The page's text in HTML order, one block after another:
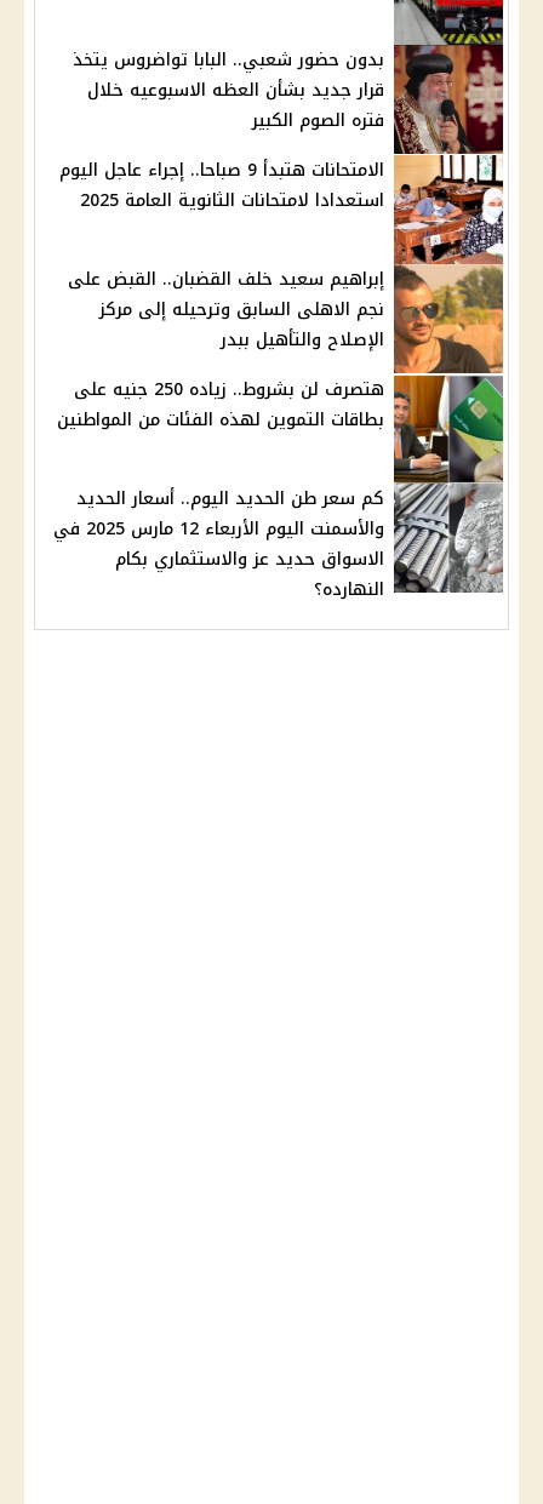
بدون حضور شعبي.. البابا تواضروس يتخذ
قرار جديد بشأن العظه الاسبوعيه خلال
فتره الصوم الكبير
الامتحانات هتبدأ 9 صباحا.. إجراء عاجل اليوم
استعدادا لامتحانات الثانوية العامة 2025
إبراهيم سعيد خلف القضبان.. القبض على
نجم الاهلى السابق وترحيله إلى مركز
الإصلاح والتأهيل ببدر
هتصرف لن بشروط.. زياده 250 جنيه على
بطاقات التموين لهذه الفئات من المواطنين
كم سعر طن الحديد اليوم.. أسعار الحديد
والأسمنت اليوم الأربعاء 12 مارس 2025 في
الاسواق حديد عز والاستثماري بكام
النهارده؟